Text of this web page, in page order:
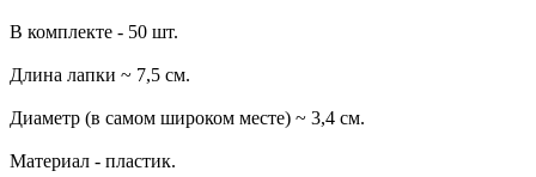
В комплекте - 50 шт.
Длина лапки ~ 7,5 см.
Диаметр (в самом широком месте) ~ 3,4 см.
Материал - пластик.